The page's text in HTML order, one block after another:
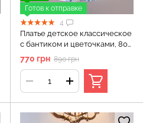
Готов к отправке
4
Платье детское классическое
с бантиком и цветочками, 80
см, Голубой
770 грн 890 грн